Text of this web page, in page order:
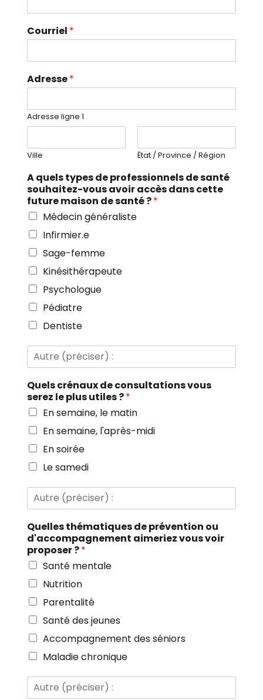
Courriel *
Adresse*
Adresse ligne 1
Ville État / Province / Région
A quels types de professionnels de santé
souhaitez-vous avoir accès dans cette
future maison de santé ?*
Médecin généraliste
Infirmier.e
Sage-femme
Kinésithérapeute
Psychologue
Pédiatre
Dentiste
A
r
e
(
r
é
c
i
e
:
(
p
r
é
c
i
s
e
r
)
d
e
n
t
i
t
é
?
Quels crénaux de consultations vous
serez le plus utiles ?*
En semaine, le matin
En semaine, l'après-midi
En soirée
Le samedi
A
r
e
(
p
é
c
i
s
e
r
)
Quelles thématiques de prévention ou
d'accompagnement aimeriez vous voir
proposer ?*
Santé mentale
Nutrition
Parentalité
Santé des jeunes
Accompagnement des séniors
Maladie chronique
A